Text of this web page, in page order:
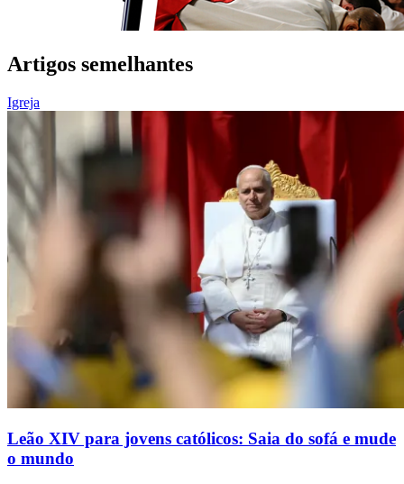
Artigos semelhantes
Igreja
Leão XIV para jovens católicos: Saia do sofá e mude
o mundo